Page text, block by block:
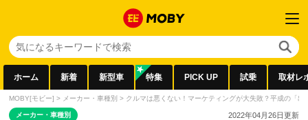
ホーム 新着 新型車 特集 PICK UP 試乗 取材レ
MOBY[モビー] > メーカー・車種別 > クルマは悪くない！マーケティングが大失敗？平成の「
メーカー・車種別 2022年04月26日更新